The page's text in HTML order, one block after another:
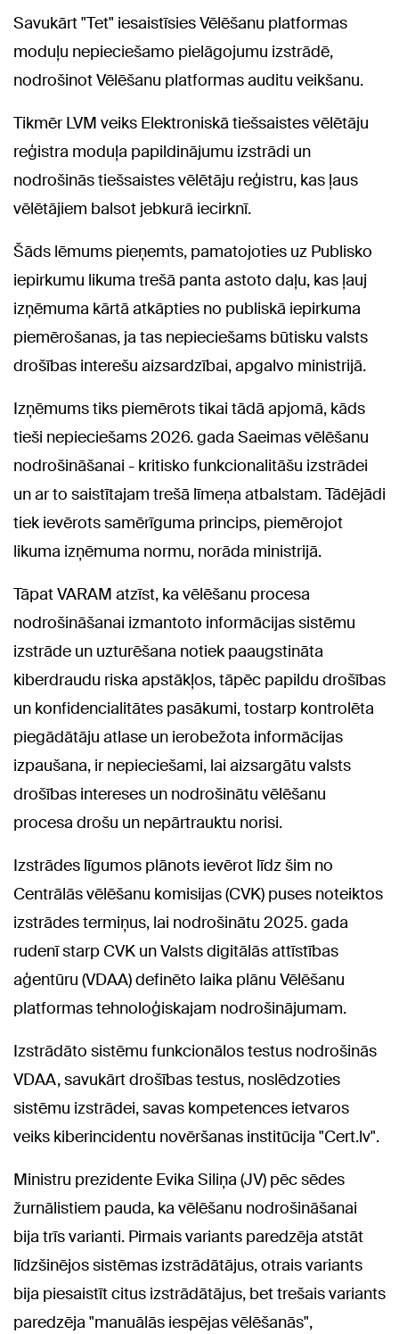
Savukārt "Tet" iesaistīsies Vēlēšanu platformas
moduļu nepieciešamo pielāgojumu izstrādē,
nodrošinot Vēlēšanu platformas auditu veikšanu.
Tikmēr LVM veiks Elektroniskā tiešsaistes vēlētāju
reģistra moduļa papildinājumu izstrādi un
nodrošinās tiešsaistes vēlētāju reģistru, kas ļaus
vēlētājiem balsot jebkurā iecirknī.
Šāds lēmums pieņemts, pamatojoties uz Publisko
iepirkumu likuma trešā panta astoto daļu, kas ļauj
izņēmuma kārtā atkāpties no publiskā iepirkuma
piemērošanas, ja tas nepieciešams būtisku valsts
drošības interešu aizsardzībai, apgalvo ministrijā.
Izņēmums tiks piemērots tikai tādā apjomā, kāds
tieši nepieciešams 2026. gada Saeimas vēlēšanu
nodrošināšanai - kritisko funkcionalitāšu izstrādei
un ar to saistītajam trešā līmeņa atbalstam. Tādējādi
tiek ievērots samērīguma princips, piemērojot
likuma izņēmuma normu, norāda ministrijā.
Tāpat VARAM atzīst, ka vēlēšanu procesa
nodrošināšanai izmantoto informācijas sistēmu
izstrāde un uzturēšana notiek paaugstināta
kiberdraudu riska apstākļos, tāpēc papildu drošības
un konfidencialitātes pasākumi, tostarp kontrolēta
piegādātāju atlase un ierobežota informācijas
izpaušana, ir nepieciešami, lai aizsargātu valsts
drošības intereses un nodrošinātu vēlēšanu
procesa drošu un nepārtrauktu norisi.
Izstrādes līgumos plānots ievērot līdz šim no
Centrālās vēlēšanu komisijas (CVK) puses noteiktos
izstrādes termiņus, lai nodrošinātu 2025. gada
rudenī starp CVK un Valsts digitālās attīstības
aģentūru (VDAA) definēto laika plānu Vēlēšanu
platformas tehnoloģiskajam nodrošinājumam.
Izstrādāto sistēmu funkcionālos testus nodrošinās
VDAA, savukārt drošības testus, noslēdzoties
sistēmu izstrādei, savas kompetences ietvaros
veiks kiberincidentu novēršanas institūcija "Cert.lv".
Ministru prezidente Evika Siliņa (JV) pēc sēdes
žurnālistiem pauda, ka vēlēšanu nodrošināšanai
bija trīs varianti. Pirmais variants paredzēja atstāt
līdzšinējos sistēmas izstrādātājus, otrais variants
bija piesaistīt citus izstrādātājus, bet trešais variants
paredzēja "manuālās iespējas vēlēšanās",